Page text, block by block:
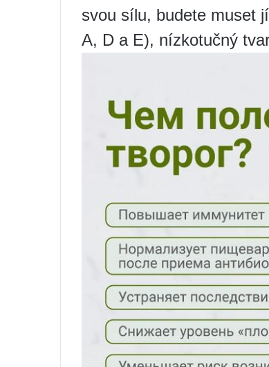
svou sílu, budete muset
A, D a E), nízkotučný